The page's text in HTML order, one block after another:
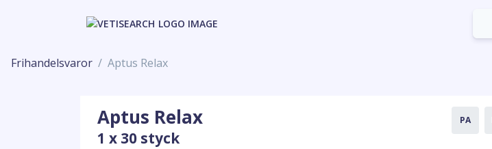
Frihandelsvaror Aptus Relax
Aptus Relax
1 x 30 styck
PA